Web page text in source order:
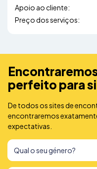
Apoio ao cliente:
Preço dos serviços:
perfeito para si
De todos os sites de
encontraremos
expectativas.